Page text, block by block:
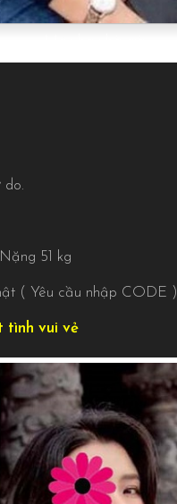
do.
51 kg
( Yêu cầu nhập CODE )
tình vui vẻ